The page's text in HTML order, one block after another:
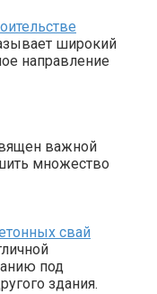
широкий
направление
важной
множество
свай
под
здания.